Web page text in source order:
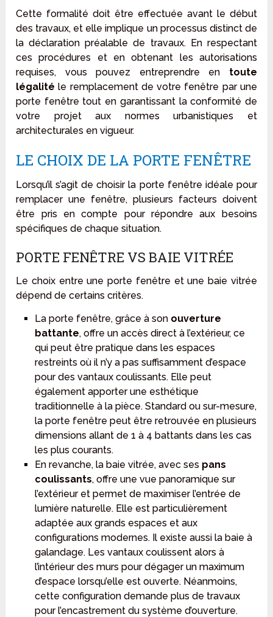
Cette formalité doit être effectuée avant le début
des travaux, et elle implique un processus distinct de
la déclaration préalable de travaux. En respectant
ces procédures et en obtenant les autorisations
requises, vous pouvez entreprendre en toute
légalité le remplacement de votre fenêtre par une
porte fenêtre tout en garantissant la conformité de
votre projet aux normes urbanistiques et
architecturales en vigueur.
LE CHOIX DE LA PORTE FENÊTRE
Lorsqu’il s’agit de choisir la porte fenêtre idéale pour
remplacer une fenêtre, plusieurs facteurs doivent
être pris en compte pour répondre aux besoins
spécifiques de chaque situation.
PORTE FENÊTRE VS BAIE VITRÉE
Le choix entre une porte fenêtre et une baie vitrée
dépend de certains critères.
La porte fenêtre, grâce à son ouverture
battante, offre un accès direct à l’extérieur, ce
qui peut être pratique dans les espaces
restreints où il n’y a pas suffisamment d’espace
pour des vantaux coulissants. Elle peut
également apporter une esthétique
traditionnelle à la pièce. Standard ou sur-mesure,
la porte fenêtre peut être retrouvée en plusieurs
dimensions allant de 1 à 4 battants dans les cas
les plus courants.
En revanche, la baie vitrée, avec ses pans
coulissants, offre une vue panoramique sur
l’extérieur et permet de maximiser l’entrée de
lumière naturelle. Elle est particulièrement
adaptée aux grands espaces et aux
configurations modernes. Il existe aussi la baie à
galandage. Les vantaux coulissent alors à
l’intérieur des murs pour dégager un maximum
d’espace lorsqu’elle est ouverte. Néanmoins,
cette configuration demande plus de travaux
pour l’encastrement du système d’ouverture.